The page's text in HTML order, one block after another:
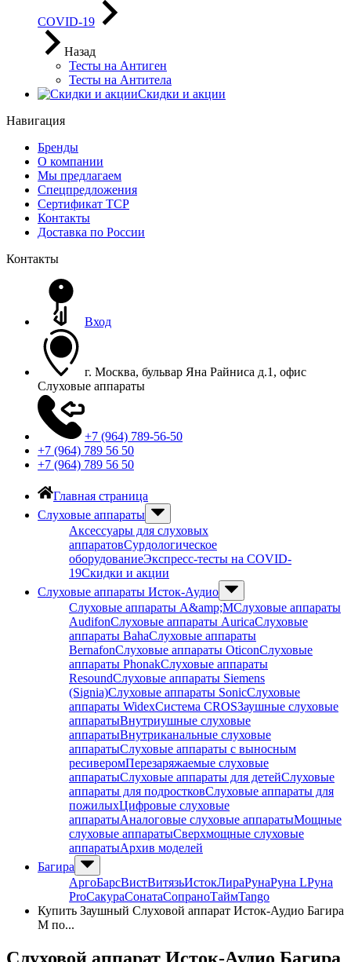
COVID-19
Назад
Тесты на Антиген
Тесты на Антитела
Скидки и акции
Навигация
Бренды
О компании
Мы предлагаем
Спецпредложения
Сертификат ТСР
Контакты
Доставка по России
Контакты
Вход
г. Москва, бульвар Яна Райниса д.1, офис
Слуховые аппараты
+7 (964) 789-56-50
+7 (964) 789 56 50
+7 (964) 789 56 50
Главная страница
Слуховые аппараты
Аксессуары для слуховых
аппаратовСурдологическое
оборудованиеЭкспресс-тесты на COVID-
19Скидки и акции
Слуховые аппараты Исток-Аудио
Слуховые аппараты A&amp;MСлуховые аппараты
AudifonСлуховые аппараты AuricaСлуховые
аппараты BahaСлуховые аппараты
BernafonСлуховые аппараты OticonСлуховые
аппараты PhonakСлуховые аппараты
ResoundСлуховые аппараты Siemens
(Signia)Слуховые аппараты SonicСлуховые
аппараты WidexСистема CROSЗаушные слуховые
аппаратыВнутриушные слуховые
аппаратыВнутриканальные слуховые
аппаратыСлуховые аппараты с выносным
ресиверомПерезаряжаемые слуховые
аппаратыСлуховые аппараты для детейСлуховые
аппараты для подростковСлуховые аппараты для
пожилыхЦифровые слуховые
аппаратыАналоговые слуховые аппаратыМощные
слуховые аппаратыСверхмощные слуховые
аппаратыАрхив моделей
Багира
АргоБарсВистВитязьИстокЛираРунаРуна LРуна
ProСакураСонатаСопраноТаймTango
Купить Заушный Слуховой аппарат Исток-Аудио Багира
M по...